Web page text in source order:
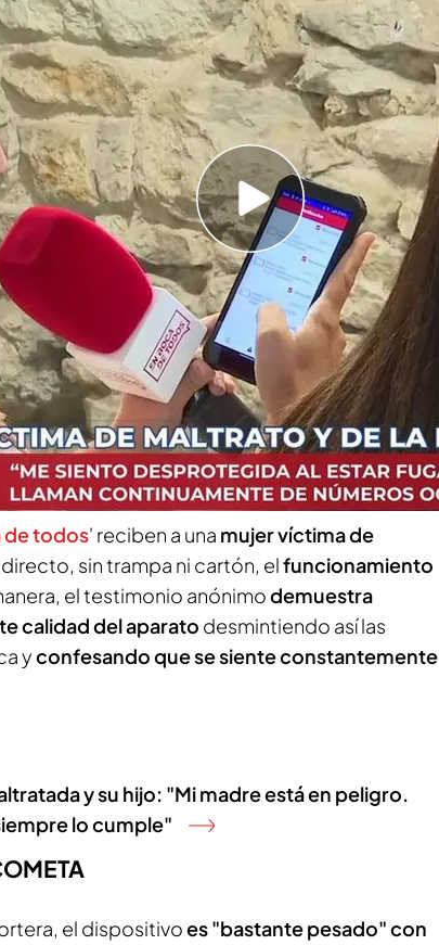
entra en directo en 'En boca de todos' para
dispositivo COMETA
relata el infierno que ha vivido por el
''Ha quebrantado la orden más de 170
, Ione Belarra,ha asegurado quelos
y que ninguna de las mujeres víctimas
sido asesinadas llevándolo puesto, por lo que
de desinformación de la derecha política,
de todos' reciben a una mujer víctima de
sin trampa ni cartón, elfuncionamiento
el testimonio anónimodemuestra
calidad del aparato desmintiendo así las
yconfesando que se siente constantemente
y su hijo: "Mi madre está en peligro.
lo cumple"
el dispositivoes "bastante pesado" con